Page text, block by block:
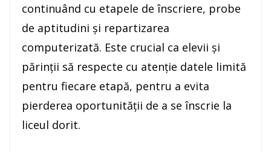
continuând cu etapele de înscriere, probe
de aptitudini și repartizarea
computerizată. Este crucial ca elevii și
părinții să respecte cu atenție datele limită
pentru fiecare etapă, pentru a evita
pierderea oportunității de a se înscrie la
liceul dorit.